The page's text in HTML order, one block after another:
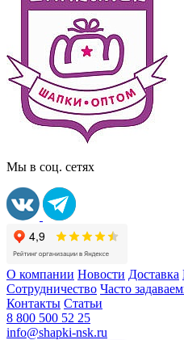
Мы в соц. сетях
О компании Новости Доставка
Сотрудничество Часто
Контакты Статьи
8 800 500 52 25
info@shapki-nsk.ru